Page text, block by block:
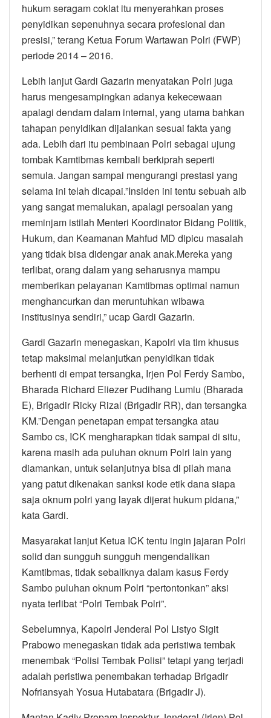
hukum seragam coklat itu menyerahkan proses
penyidikan sepenuhnya secara profesional dan
presisi,” terang Ketua Forum Wartawan Polri (FWP)
periode 2014 – 2016.
Lebih lanjut Gardi Gazarin menyatakan Polri juga
harus mengesampingkan adanya kekecewaan
apalagi dendam dalam internal, yang utama bahkan
tahapan penyidikan dijalankan sesuai fakta yang
ada. Lebih dari itu pembinaan Polri sebagai ujung
tombak Kamtibmas kembali berkiprah seperti
semula. Jangan sampai mengurangi prestasi yang
selama ini telah dicapai.”Insiden ini tentu sebuah aib
yang sangat memalukan, apalagi persoalan yang
meminjam istilah Menteri Koordinator Bidang Politik,
Hukum, dan Keamanan Mahfud MD dipicu masalah
yang tidak bisa didengar anak anak.Mereka yang
terlibat, orang dalam yang seharusnya mampu
memberikan pelayanan Kamtibmas optimal namun
menghancurkan dan meruntuhkan wibawa
institusinya sendiri,” ucap Gardi Gazarin.
Gardi Gazarin menegaskan, Kapolri via tim khusus
tetap maksimal melanjutkan penyidikan tidak
berhenti di empat tersangka, Irjen Pol Ferdy Sambo,
Bharada Richard Eliezer Pudihang Lumiu (Bharada
E), Brigadir Ricky Rizal (Brigadir RR), dan tersangka
KM.”Dengan penetapan empat tersangka atau
Sambo cs, ICK mengharapkan tidak sampai di situ,
karena masih ada puluhan oknum Polri lain yang
diamankan, untuk selanjutnya bisa di pilah mana
yang patut dikenakan sanksi kode etik dana siapa
saja oknum polri yang layak dijerat hukum pidana,”
kata Gardi.
Masyarakat lanjut Ketua ICK tentu ingin jajaran Polri
solid dan sungguh sungguh mengendalikan
Kamtibmas, tidak sebaliknya dalam kasus Ferdy
Sambo puluhan oknum Polri “pertontonkan” aksi
nyata terlibat “Polri Tembak Polri”.
Sebelumnya, Kapolri Jenderal Pol Listyo Sigit
Prabowo menegaskan tidak ada peristiwa tembak
menembak “Polisi Tembak Polisi” tetapi yang terjadi
adalah peristiwa penembakan terhadap Brigadir
Nofriansyah Yosua Hutabatara (Brigadir J).